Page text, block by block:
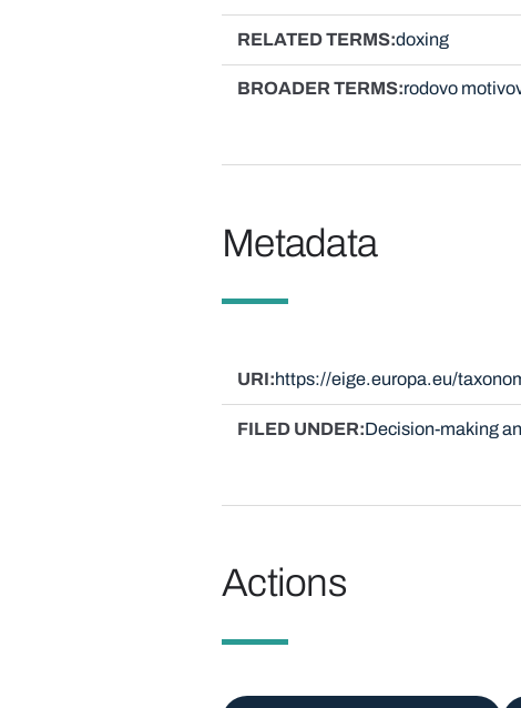
RELATED TERMS doxing
BROADER TERMS rodovo
Metadata
URI https://eige.europa.eu/
FILED UNDER Decision-making
Actions